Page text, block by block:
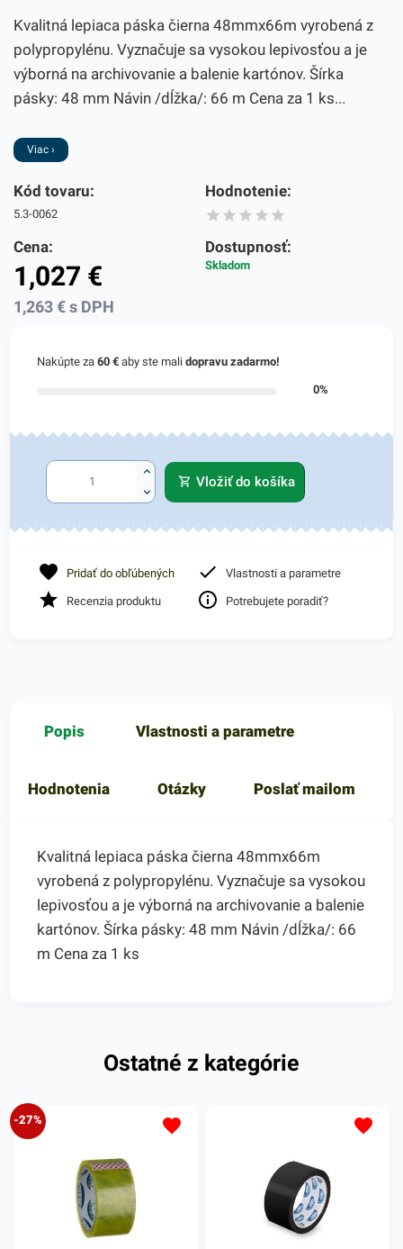
Kvalitná lepiaca páska čierna 48mmx66m vyrobená z
polypropylénu. Vyznačuje sa vysokou lepivosťou a je
výborná na archivovanie a balenie kartónov. Šírka
pásky: 48 mm Návin /dĺžka/: 66 m Cena za 1 ks...
Viac ›
Kód tovaru:
5.3-0062
Hodnotenie:
Cena:
1,027 €
1,263€ s DPH
Dostupnosť:
Skladom
Nakúpte za60 € aby ste malidopravu zadarmo!
0%
Vložiť do košíka
Pridať do obľúbených Vlastnosti a parametre
Recenzia produktu Potrebujete poradiť?
Popis Vlastnosti a parametre
Hodnotenia Otázky Poslať mailom
Kvalitná lepiaca páska čierna 48mmx66m
vyrobená z polypropylénu. Vyznačuje sa vysokou
lepivosťou a je výborná na archivovanie a balenie
kartónov. Šírka pásky: 48 mm Návin /dĺžka/: 66
m Cena za 1 ks
Ostatné z kategórie
-27%